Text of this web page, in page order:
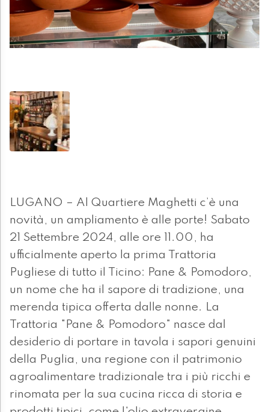
LUGANO – Al Quartiere Maghetti c’è una
novità, un ampliamento è alle porte! Sabato
21 Settembre 2024, alle ore 11.00, ha
ufficialmente aperto la prima Trattoria
Pugliese di tutto il Ticino: Pane & Pomodoro,
un nome che ha il sapore di tradizione, una
merenda tipica offerta dalle nonne. La
Trattoria "Pane & Pomodoro" nasce dal
desiderio di portare in tavola i sapori genuini
della Puglia, una regione con il patrimonio
agroalimentare tradizionale tra i più ricchi e
rinomata per la sua cucina ricca di storia e